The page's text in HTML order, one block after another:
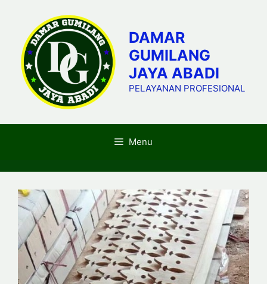
content
DAMAR
GUMILANG
JAYA ABADI
PELAYANAN PROFESIONAL
Menu